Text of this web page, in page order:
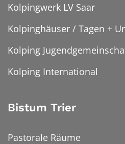
Kolpingwerk LV Saar
Kolpinghäuser / Tagen +
Kolping
Kolping International
Bistum Trier
Pastorale Räume